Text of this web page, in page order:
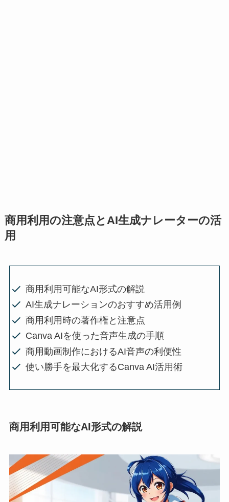
商用利用の注意点とAI生成ナレーターの活
用
商用利用可能なAI形式の解説
AI生成ナレーションのおすすめ活用例
商用利用時の著作権と注意点
Canva AIを使った音声生成の手順
商用動画制作におけるAI音声の利便性
使い勝手を最大化するCanva AI活用術
商用利用可能なAI形式の解説